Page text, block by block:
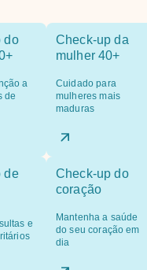
do
a
de
Check-up da
mulher 40+
Cuidado para
mulheres mais
maduras
de
e
Check-up do
coração
Mantenha a saúde
do seu coração em
dia